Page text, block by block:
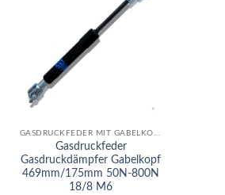
GASDRUCKFEDER MIT GABELKOPF
Gasdruckfeder
Gasdruckdämpfer Gabelkopf
469mm/175mm 50N-800N
18/8 M6